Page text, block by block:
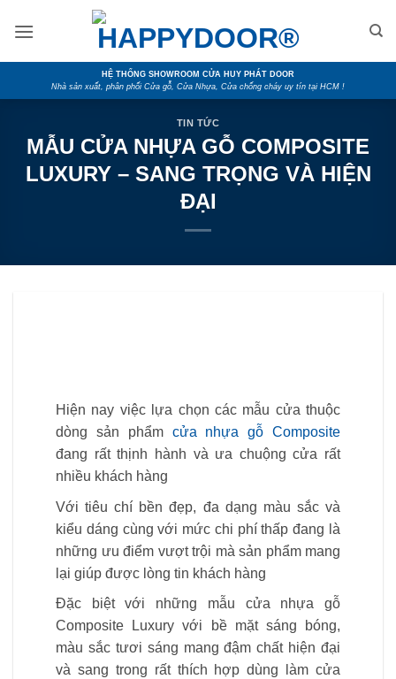
HỆ THỐNG SHOWROOM CỬA HUY PHÁT DOOR
Nhà sản xuất, phân phối Cửa gỗ, Cửa Nhựa, Cửa chống cháy uy tín tại HCM !
TIN TỨC
MẪU CỬA NHỰA GỖ COMPOSITE
LUXURY – SANG TRỌNG VÀ HIỆN
ĐẠI
Hiện nay việc lựa chọn các mẫu cửa thuộc
dòng sản phẩm cửa nhựa gỗ Composite
đang rất thịnh hành và ưa chuộng cửa rất
nhiều khách hàng
Với tiêu chí bền đẹp, đa dạng màu sắc và
kiểu dáng cùng với mức chi phí thấp đang là
những ưu điểm vượt trội mà sản phẩm mang
lại giúp được lòng tin khách hàng
Đặc biệt với những mẫu cửa nhựa gỗ
Composite Luxury với bề mặt sáng bóng,
màu sắc tươi sáng mang đậm chất hiện đại
và sang trong rất thích hợp dùng làm cửa